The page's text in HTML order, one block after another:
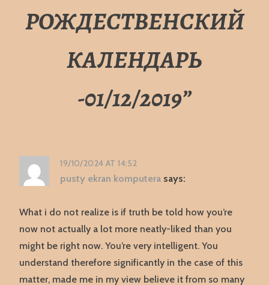
РОЖДЕСТВЕНСКИЙ
КАЛЕНДАРЬ
-01/12/2019”
19/10/2024 AT 14:52
pusty ekran komputera says:
What i do not realize is if truth be told how you’re
now not actually a lot more neatly-liked than you
might be right now. You’re very intelligent. You
understand therefore significantly in the case of this
matter, made me in my view believe it from so many